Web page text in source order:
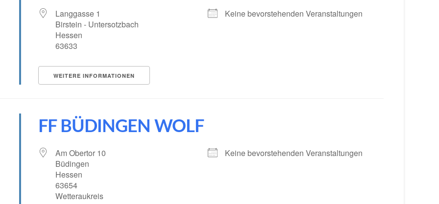
Langgasse 1
Birstein - Untersotzbach
Hessen
63633
Keine bevorstehenden Veranstaltungen
WEITERE INFORMATIONEN
FF BÜDINGEN WOLF
Am Obertor 10
Büdingen
Hessen
63654
Wetteraukreis
Keine bevorstehenden Veranstaltungen